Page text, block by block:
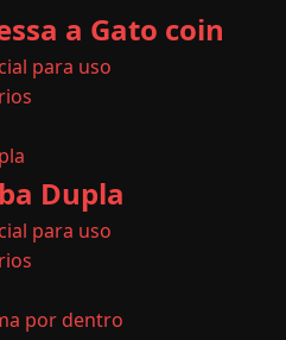
a Gato coin
para uso
Dupla
para uso